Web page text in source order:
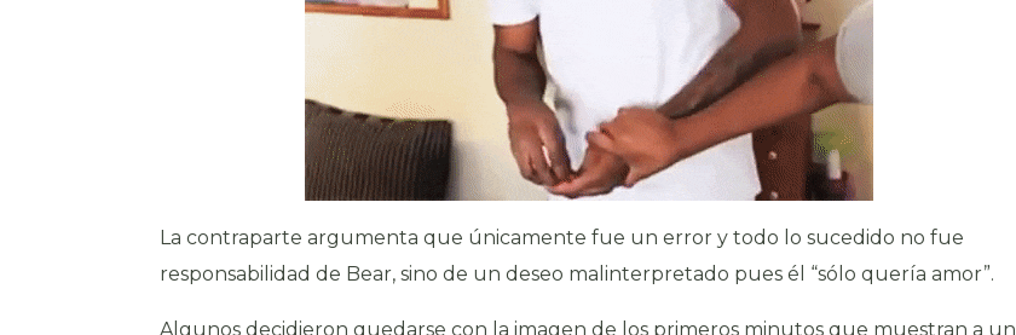
La contraparte argumenta que únicamente fue un error y todo lo sucedido no fue
responsabilidad de Bear, sino de un deseo malinterpretado pues él “sólo quería amor”.
Algunos decidieron quedarse con la imagen de los primeros minutos que muestran a un